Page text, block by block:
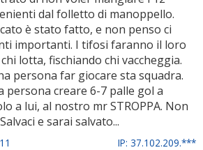
dal folletto di manoppello.
è stato fatto, e non penso ci
importanti. I tifosi faranno il loro
lotta, fischiando chi vaccheggia.
persona far giocare sta squadra.
persona creare 6-7 palle gol a
a lui, al nostro mr STROPPA. Non
e sarai salvato...
IP: 37.102.209.***